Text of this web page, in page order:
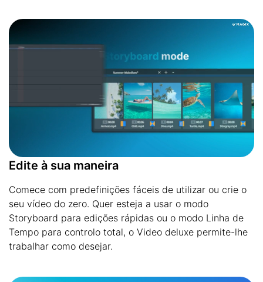
Edite à sua maneira
Comece com predefinições fáceis de utilizar ou crie o
seu vídeo do zero. Quer esteja a usar o modo
Storyboard para edições rápidas ou o modo Linha de
Tempo para controlo total, o Video deluxe permite-lhe
trabalhar como desejar.